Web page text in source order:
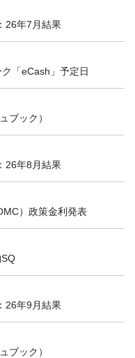
26年7月結果
「eCash」予定日
ブック）
26年8月結果
）政策金利発表
26年9月結果
ブック）